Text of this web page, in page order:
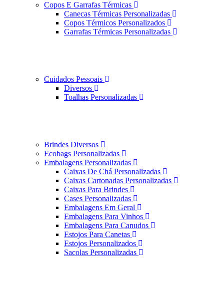
Copos E Garrafas Térmicas
Canecas Térmicas Personalizadas
Copos Térmicos Personalizados
Garrafas Térmicas Personalizadas
Cuidados Pessoais
Diversos
Toalhas Personalizadas
Brindes Diversos
Ecobags Personalizadas
Embalagens Personalizadas
Caixas De Chá Personalizadas
Caixas Cartonadas Personalizadas
Caixas Para Brindes
Cases Personalizadas
Embalagens Em Geral
Embalagens Para Vinhos
Embalagens Para Canudos
Estojos Para Canetas
Estojos Personalizados
Sacolas Personalizadas